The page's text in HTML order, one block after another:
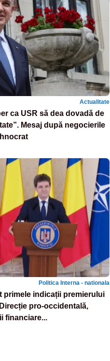
Actualitate
ca USR să dea dovadă de
Mesaj după negocierile
Politica Interna - nationala
primele indicații premierului
pro-occidentală,
financiare...